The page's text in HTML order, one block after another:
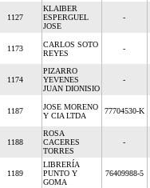
1127
KLAIBER
ESPERGUEL
JOSE
-
1173
CARLOS SOTO
REYES
-
1174
PIZARRO
YEVENES
JUAN DIONISIO
-
1187
JOSE MORENO
Y CIA LTDA
77704530-K
1188
ROSA
CACERES
TORRES
-
1189
LIBRERÍA
PUNTO Y
GOMA
76409988-5